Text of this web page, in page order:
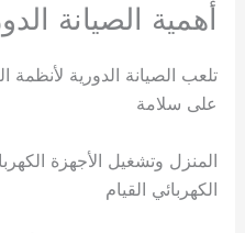
أهمية الصيانة
تلعب الصيانة الدورية
على سلامة
المنزل وتشغيل الأجهزة
الكهربائي القيام